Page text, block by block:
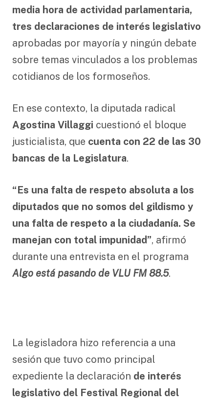
media hora de actividad parlamentaria,
tres declaraciones de interés legislativo
aprobadas por mayoría y ningún debate
sobre temas vinculados a los problemas
cotidianos de los formoseños.
En ese contexto, la diputada radical
Agostina Villaggi cuestionó el bloque
justicialista, que cuenta con 22 de las 30
bancas de la Legislatura.
“Es una falta de respeto absoluta a los
diputados que no somos del gildismo y
una falta de respeto a la ciudadanía. Se
manejan con total impunidad”, afirmó
durante una entrevista en el programa
Algo está pasando de VLU FM 88.5.
La legisladora hizo referencia a una
sesión que tuvo como principal
expediente la declaración de interés
legislativo del Festival Regional del